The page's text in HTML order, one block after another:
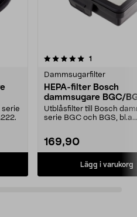
serie
1
Dammsugarfilter
HEPA-filter Bosch
dammsugare BGC/
Utblåsfilter till Bosch
serie BGC och BGS, bl.a.
169,90
Lägg i varukorg
4.0av 5 stjärnor